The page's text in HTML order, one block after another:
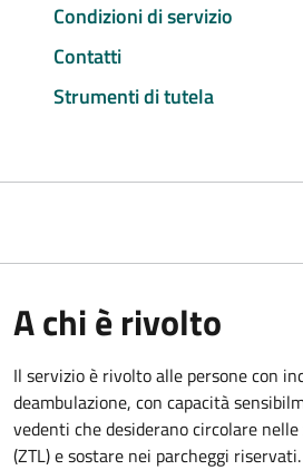
Condizioni di servizio
Contatti
Strumenti di tutela
A chi è rivolto
Il servizio è rivolto alle persone con
deambulazione, con capacità
vedenti che desiderano circolare
(ZTL) e sostare nei parcheggi riservati.